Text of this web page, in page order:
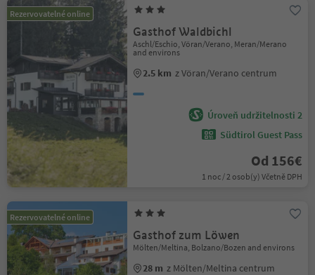
Rezervovatelné online
Gasthof Waldbichl
Aschl/Eschio, Vöran/Verano, Meran/Merano
and environs
2.5 km z Vöran/Verano centrum
Úroveň udržitelnosti 2
Südtirol Guest Pass
Od 156€
1 noc / 2 osob(y) Včetně DPH
Rezervovatelné online
Gasthof zum Löwen
Mölten/Meltina, Bolzano/Bozen and environs
28 m z Mölten/Meltina centrum